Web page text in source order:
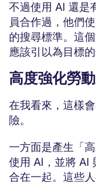
不過使用 AI 還是
員合作過，他們
的搜尋標準。這
應該引以為目標
高度強化勞
在我看來，這樣
險。
一方面是產生「
使用 AI，並將 AI
合在一起。這些